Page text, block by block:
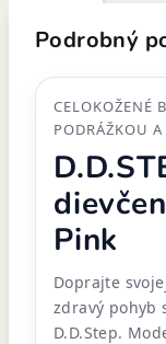
Podrobný
CELOKOŽENÉ
PODRÁŽKOU
Pink
Doprajte
zdravý pohyb
D.D.Step.